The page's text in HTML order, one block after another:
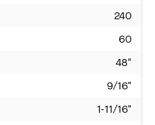
240
60
48"
9/16"
1-11/16"